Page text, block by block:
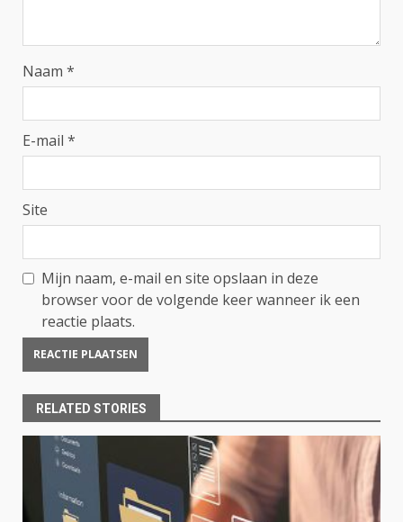
Naam *
E-mail *
Site
Mijn naam, e-mail en site opslaan in deze
browser voor de volgende keer wanneer ik een
reactie plaats.
RELATED STORIES